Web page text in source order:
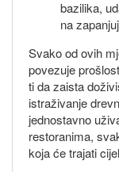
bazilika,
na
Svako od ovih
povezuje
ti da zaista
istraživanje
jednostavno
restoranima,
koja će trajati